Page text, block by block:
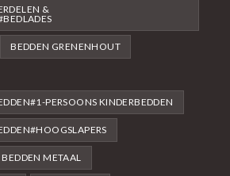
&
BEDDEN GRENENHOUT
PERSOONS KINDERBEDDEN
BEDDEN METAAL